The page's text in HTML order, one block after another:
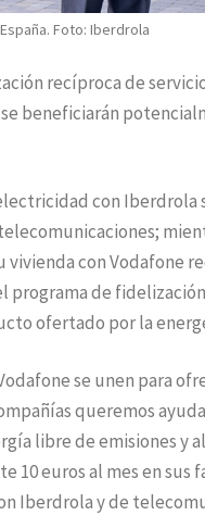
Foto: Iberdrola
recíproca de
beneficiarán
con Iberdrola
con Vodafone
programa de
ofertado por la
se unen para
queremos
libre de emisiones y
euros al mes en sus
Iberdrola y de